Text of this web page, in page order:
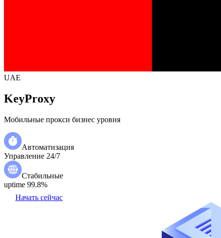
UAE
KeyProxy
Мобильные прокси бизнес уровня
Автоматизация
Управление 24/7
Стабильные
uptime 99.8%
Начать сейчас